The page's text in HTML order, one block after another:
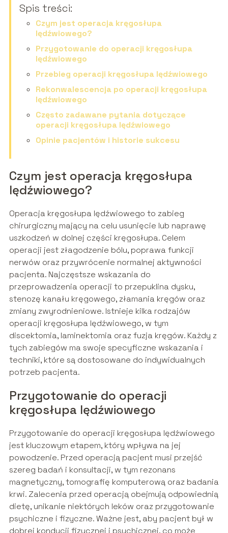
Spis treści:
Czym jest operacja kręgosłupa
lędźwiowego?
Przygotowanie do operacji kręgosłupa
lędźwiowego
Przebieg operacji kręgosłupa lędźwiowego
Rekonwalescencja po operacji kręgosłupa
lędźwiowego
Często zadawane pytania dotyczące
operacji kręgosłupa lędźwiowego
Opinie pacjentów i historie sukcesu
Czym jest operacja kręgosłupa
lędźwiowego?
Operacja kręgosłupa lędźwiowego to zabieg
chirurgiczny mający na celu usunięcie lub naprawę
uszkodzeń w dolnej części kręgosłupa. Celem
operacji jest złagodzenie bólu, poprawa funkcji
nerwów oraz przywrócenie normalnej aktywności
pacjenta. Najczęstsze wskazania do
przeprowadzenia operacji to przepuklina dysku,
stenozę kanału kręgowego, złamania kręgów oraz
zmiany zwyrodnieniowe. Istnieje kilka rodzajów
operacji kręgosłupa lędźwiowego, w tym
discektomia, laminektomia oraz fuzja kręgów. Każdy z
tych zabiegów ma swoje specyficzne wskazania i
techniki, które są dostosowane do indywidualnych
potrzeb pacjenta.
Przygotowanie do operacji
kręgosłupa lędźwiowego
Przygotowanie do operacji kręgosłupa lędźwiowego
jest kluczowym etapem, który wpływa na jej
powodzenie. Przed operacją pacjent musi przejść
szereg badań i konsultacji, w tym rezonans
magnetyczny, tomografię komputerową oraz badania
krwi. Zalecenia przed operacją obejmują odpowiednią
dietę, unikanie niektórych leków oraz przygotowanie
psychiczne i fizyczne. Ważne jest, aby pacjent był w
dobrej kondycji fizycznej i psychicznej, co może